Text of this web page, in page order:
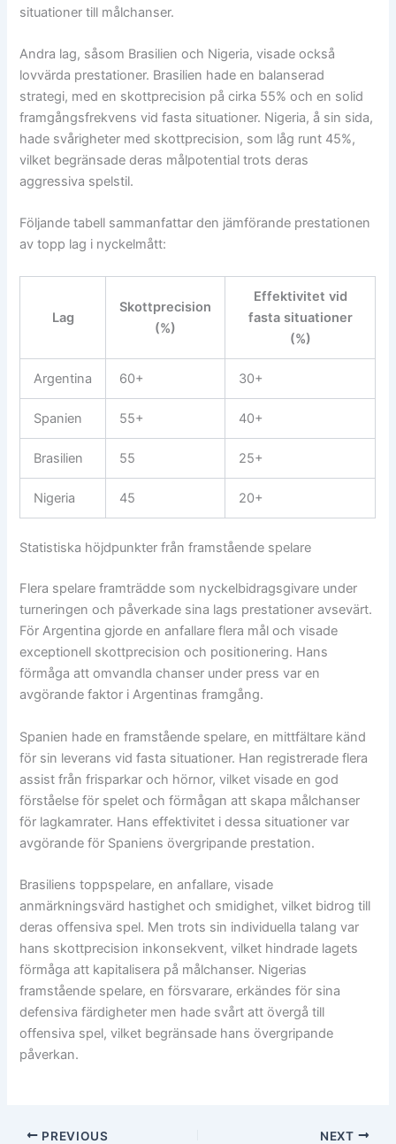
situationer till målchanser.
Andra lag, såsom Brasilien och Nigeria, visade också
lovvärda prestationer. Brasilien hade en balanserad
strategi, med en skottprecision på cirka 55% och en solid
framgångsfrekvens vid fasta situationer. Nigeria, å sin sida,
hade svårigheter med skottprecision, som låg runt 45%,
vilket begränsade deras målpotential trots deras
aggressiva spelstil.
Följande tabell sammanfattar den jämförande prestationen
av topp lag i nyckelmått:
Lag
Skottprecision
(%)
Effektivitet vid
fasta situationer
(%)
Argentina 60+ 30+
Spanien 55+ 40+
Brasilien 55 25+
Nigeria 45 20+
Statistiska höjdpunkter från framstående spelare
Flera spelare framträdde som nyckelbidragsgivare under
turneringen och påverkade sina lags prestationer avsevärt.
För Argentina gjorde en anfallare flera mål och visade
exceptionell skottprecision och positionering. Hans
förmåga att omvandla chanser under press var en
avgörande faktor i Argentinas framgång.
Spanien hade en framstående spelare, en mittfältare känd
för sin leverans vid fasta situationer. Han registrerade flera
assist från frisparkar och hörnor, vilket visade en god
förståelse för spelet och förmågan att skapa målchanser
för lagkamrater. Hans effektivitet i dessa situationer var
avgörande för Spaniens övergripande prestation.
Brasiliens toppspelare, en anfallare, visade
anmärkningsvärd hastighet och smidighet, vilket bidrog till
deras offensiva spel. Men trots sin individuella talang var
hans skottprecision inkonsekvent, vilket hindrade lagets
förmåga att kapitalisera på målchanser. Nigerias
framstående spelare, en försvarare, erkändes för sina
defensiva färdigheter men hade svårt att övergå till
offensiva spel, vilket begränsade hans övergripande
påverkan.
PREVIOUS NEXT